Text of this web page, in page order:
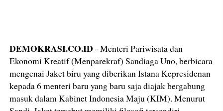
DEMOKRASI.CO.ID - Menteri Pariwisata dan
Ekonomi Kreatif (Menparekraf) Sandiaga Uno, berbicara
mengenai Jaket biru yang diberikan Istana Kepresidenan
kepada 6 menteri baru yang baru saja diajak bergabung
masuk dalam Kabinet Indonesia Maju (KIM). Menurut